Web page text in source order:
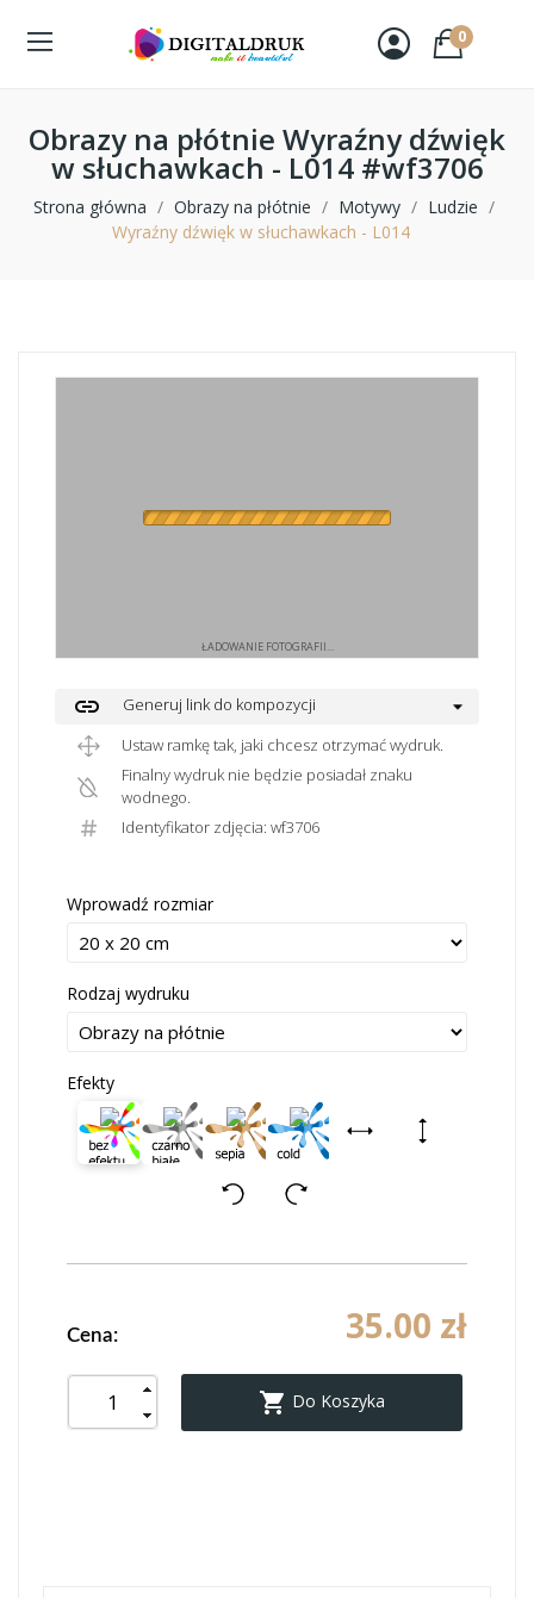
0
Obrazy na płótnie Wyraźny dźwięk
w słuchawkach - L014 #wf3706
Strona główna Obrazy na płótnie Motywy
Ludzie
Wyraźny dźwięk w słuchawkach - L014
ŁADOWANIE FOTOGRAFII...
link
Generuj link do kompozycji
Ustaw ramkę tak, jaki chcesz otrzymać wydruk.
Finalny wydruk nie będzie posiadał znaku
wodnego.
Identyfikator zdjęcia: wf3706
Wprowadź rozmiar
Rodzaj wydruku
Efekty
Cena: 35.00 zł
 Do Koszyka